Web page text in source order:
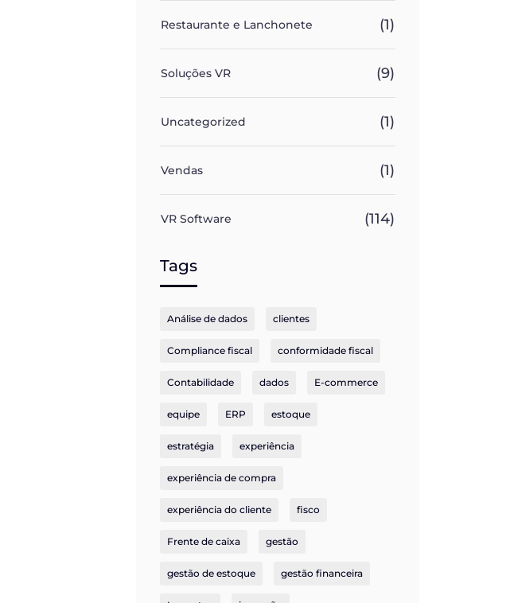
Restaurante e Lanchonete (1)
Soluções VR (9)
Uncategorized (1)
Vendas (1)
VR Software (114)
Tags
Análise de dados clientes
Compliance fiscal conformidade fiscal
Contabilidade dados E-commerce
equipe ERP estoque
estratégia experiência
experiência de compra
experiência do cliente fisco
Frente de caixa gestão
gestão de estoque gestão financeira